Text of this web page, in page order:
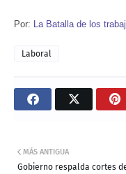
Por: La Batalla de los
Laboral
MÁS ANTIGUA
Gobierno respalda cortes